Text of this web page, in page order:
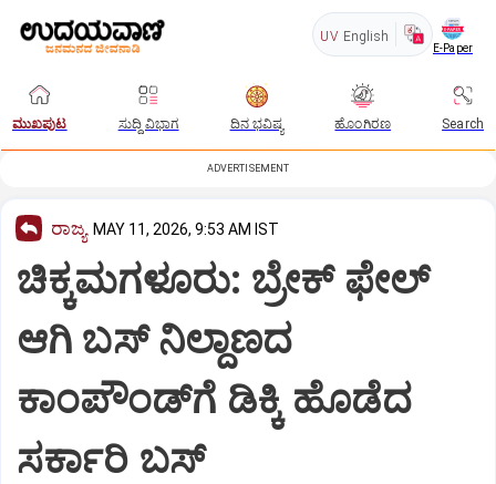
UV English
E-Paper
ಮುಖಪುಟ ಸುದ್ದಿ ವಿಭಾಗ ದಿನ ಭವಿಷ್ಯ ಹೊಂಗಿರಣ Search
ADVERTISEMENT
ರಾಜ್ಯ MAY 11, 2026, 9:53 AM IST
ಚಿಕ್ಕಮಗಳೂರು: ಬ್ರೇಕ್ ಫೇಲ್
ಆಗಿ ಬಸ್ ನಿಲ್ದಾಣದ
ಕಾಂಪೌಂಡ್‌ಗೆ ಡಿಕ್ಕಿ ಹೊಡೆದ
ಸರ್ಕಾರಿ ಬಸ್